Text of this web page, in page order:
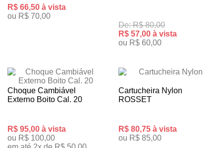
R$ 66,50 à vista
ou R$ 70,00
De: R$ 80,00
R$ 57,00 à vista
ou R$ 60,00
Choque Cambiável
Externo Boito Cal. 20
R$ 95,00 à vista
ou R$ 100,00
Cartucheira Nylon
ROSSET
R$ 80,75 à vista
ou R$ 85,00